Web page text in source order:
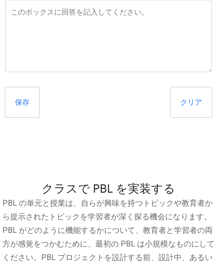
保存 クリア
クラスで PBL を実装する
PBL の単元と授業は、自らが興味を持つトピックや教育者か
ら提示されたトピックを学習者が深く探る機会になります。
PBL がどのように機能するかについて、教育者と学習者の両
方が感覚をつかむために、最初の PBL は小規模なものにして
ください。PBL プロジェクトを設計する前、設計中、あるい